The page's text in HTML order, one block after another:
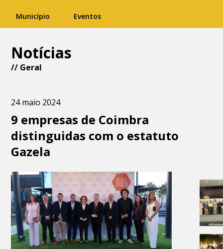
Município Eventos
Notícias
// Geral
24 maio 2024
9 empresas de Coimbra
distinguidas com o estatuto
Gazela